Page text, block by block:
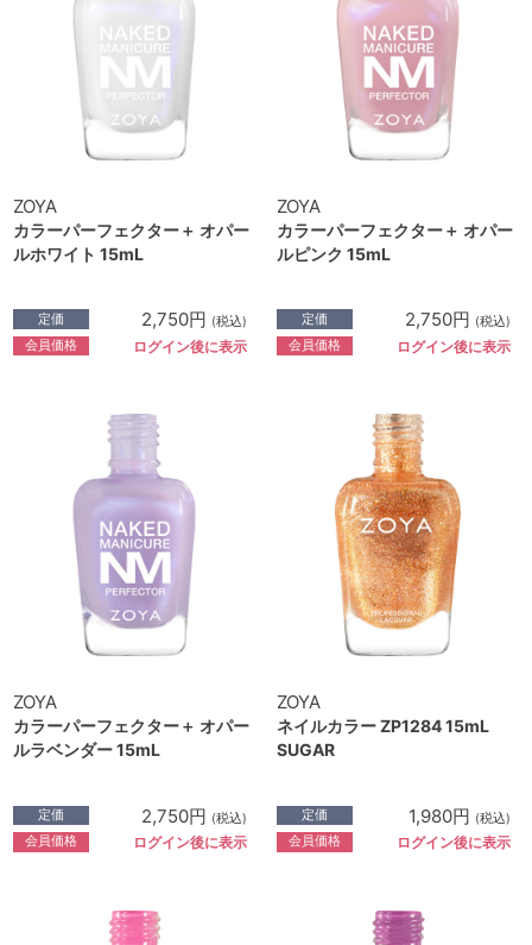
ZOYA
カラーパーフェクター＋ オパー
ルホワイト 15mL
定価 2,750円 (税込)
会員価格 ログイン後に表示
ZOYA
カラーパーフェクター＋ オパー
ルピンク 15mL
定価 2,750円 (税込)
会員価格 ログイン後に表示
ZOYA
カラーパーフェクター＋ オパー
ルラベンダー 15mL
定価 2,750円 (税込)
会員価格 ログイン後に表示
ZOYA
ネイルカラー ZP1284 15mL
SUGAR
定価 1,980円 (税込)
会員価格 ログイン後に表示